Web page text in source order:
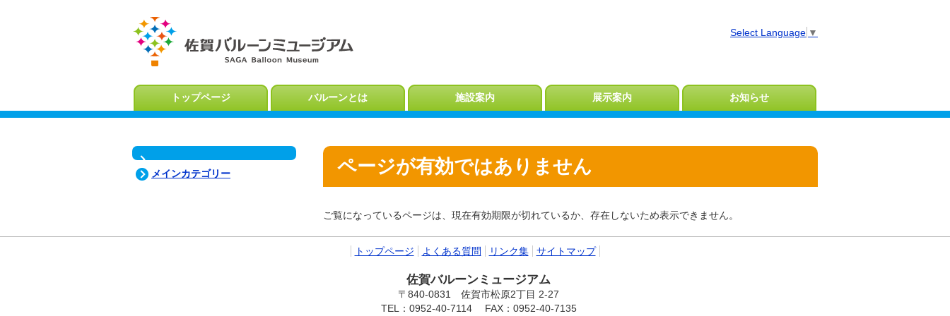
Select Language ▼
トップページ バルーンとは 施設案内 展示案内 お知らせ
ページが有効ではありません
ご覧になっているページは、現在有効期限が切れているか、存在しないため表示できません。
メインカテゴリー
トップページ よくある質問 リンク集 サイトマップ
佐賀バルーンミュージアム
〒840-0831 佐賀市松原2丁目 2-27
TEL：0952-40-7114
FAX：0952-40-7135